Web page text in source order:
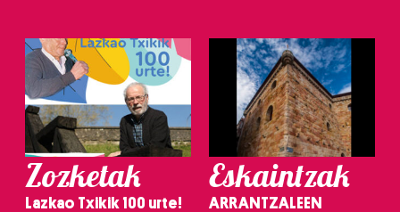
Zozketak
Lazkao Txikik 100 urte!
Eskaintzak
ARRANTZALEEN